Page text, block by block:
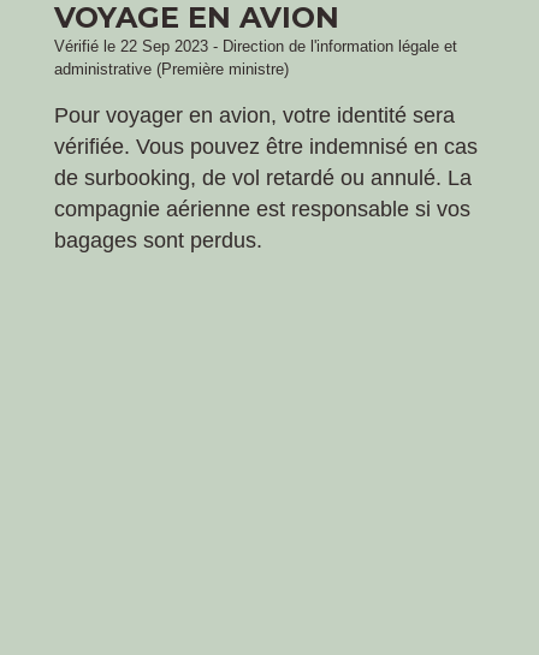
VOYAGE EN AVION
Vérifié le 22 Sep 2023 - Direction de l'information légale et
administrative (Première ministre)
Pour voyager en avion, votre identité sera
vérifiée. Vous pouvez être indemnisé en cas
de surbooking, de vol retardé ou annulé. La
compagnie aérienne est responsable si vos
bagages sont perdus.